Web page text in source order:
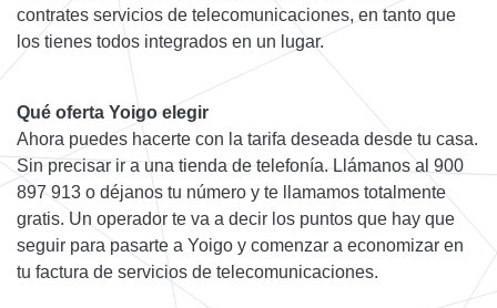
contrates servicios de telecomunicaciones, en tanto que
los tienes todos integrados en un lugar.
Qué oferta Yoigo elegir
Ahora puedes hacerte con la tarifa deseada desde tu casa.
Sin precisar ir a una tienda de telefonía. Llámanos al 900
897 913 o déjanos tu número y te llamamos totalmente
gratis. Un operador te va a decir los puntos que hay que
seguir para pasarte a Yoigo y comenzar a economizar en
tu factura de servicios de telecomunicaciones.